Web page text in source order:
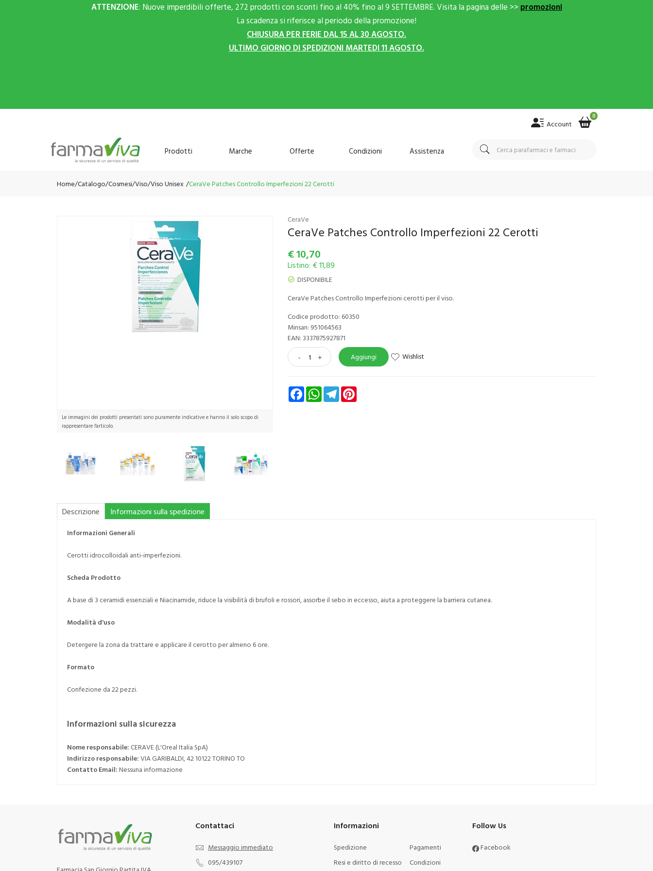
ATTENZIONE: Nuove imperdibili offerte, 272 prodotti con sconti fino al 40% fino al 9 SETTEMBRE. Visita la pagina delle >> promozioni
La scadenza si riferisce al periodo della promozione!
CHIUSURA PER FERIE DAL 15 AL 30 AGOSTO.
ULTIMO GIORNO DI SPEDIZIONI MARTEDI 11 AGOSTO.
Account
0
Prodotti Marche Offerte Condizioni Assistenza
Home Catalogo/Cosmesi/Viso/Viso Unisex CeraVe Patches Controllo Imperfezioni 22 Cerotti
Le immagini dei prodotti presentati sono puramente indicative e hanno il solo scopo di
rappresentare l'articolo.
CeraVe
CeraVe Patches Controllo Imperfezioni 22 Cerotti
€10,70
Listino: € 11,89
DISPONIBILE
CeraVe Patches Controllo Imperfezioni cerotti per il viso.
Codice prodotto: 60350
Minsan: 951064563
EAN: 3337875927871
- + Aggiungi Wishlist
FacebookWhatsAppTelegram
Descrizione Informazioni sulla spedizione
Informazioni Generali
Cerotti idrocolloidali anti-imperfezioni.
Scheda Prodotto
A base di 3 ceramidi essenziali e Niacinamide, riduce la visibilità di brufoli e rossori, assorbe il sebo in eccesso, aiuta a proteggere la barriera cutanea.
Modalità d'uso
Detergere la zona da trattare e applicare il cerotto per almeno 6 ore.
Formato
Confezione da 22 pezzi.
Informazioni sulla sicurezza
Nome responsabile:CERAVE (L'Oreal Italia SpA)
Indirizzo responsabile:VIA GARIBALDI, 42 10122 TORINO TO
Contatto Email:Nessuna informazione
Contattaci
Messaggio immediato
095/439107
Informazioni
Spedizione
Pagamenti
Resi e diritto di recesso
Condizioni
Follow Us
Facebook